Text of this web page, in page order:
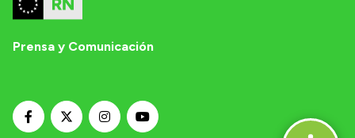
Prensa y Comunicación